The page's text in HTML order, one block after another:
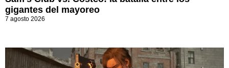
gigantes del mayoreo
7 agosto 2026